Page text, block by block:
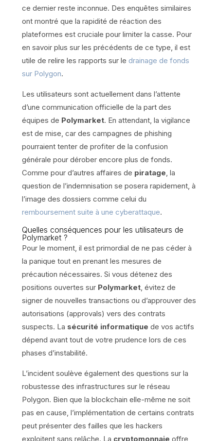
ce dernier reste inconnue. Des enquêtes similaires
ont montré que la rapidité de réaction des
plateformes est cruciale pour limiter la casse. Pour
en savoir plus sur les précédents de ce type, il est
utile de relire les rapports sur le drainage de fonds
sur Polygon.
Les utilisateurs sont actuellement dans l’attente
d’une communication officielle de la part des
équipes de Polymarket. En attendant, la vigilance
est de mise, car des campagnes de phishing
pourraient tenter de profiter de la confusion
générale pour dérober encore plus de fonds.
Comme pour d’autres affaires de piratage, la
question de l’indemnisation se posera rapidement, à
l’image des dossiers comme celui du
remboursement suite à une cyberattaque.
Quelles conséquences pour les utilisateurs de
Polymarket ?
Pour le moment, il est primordial de ne pas céder à
la panique tout en prenant les mesures de
précaution nécessaires. Si vous détenez des
positions ouvertes sur Polymarket, évitez de
signer de nouvelles transactions ou d’approuver des
autorisations (approvals) vers des contrats
suspects. La sécurité informatique de vos actifs
dépend avant tout de votre prudence lors de ces
phases d’instabilité.
L’incident soulève également des questions sur la
robustesse des infrastructures sur le réseau
Polygon. Bien que la blockchain elle-même ne soit
pas en cause, l’implémentation de certains contrats
peut présenter des failles que les hackers
exploitent sans relâche. La cryptomonnaie offre